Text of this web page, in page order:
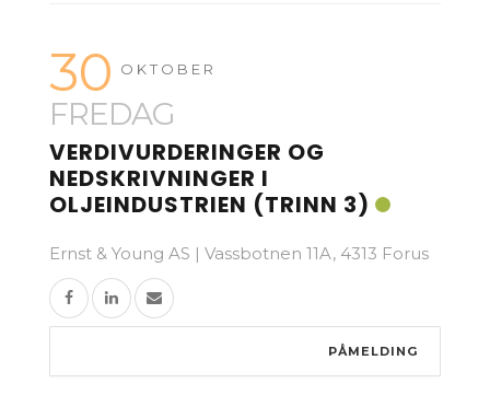
30 OKTOBER
FREDAG
VERDIVURDERINGER OG
NEDSKRIVNINGER I
OLJEINDUSTRIEN (TRINN 3)
Ernst & Young AS | Vassbotnen 11A, 4313 Forus
PÅMELDING